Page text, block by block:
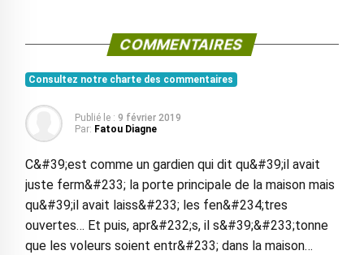
COMMENTAIRES
Consultez notre charte des commentaires
Publié le : 9 février 2019
Par: Fatou Diagne
C&#39;est comme un gardien qui dit qu&#39;il avait
juste ferm&#233; la porte principale de la maison mais
qu&#39;il avait laiss&#233; les fen&#234;tres
ouvertes… Et puis, apr&#232;s, il s&#39;&#233;tonne
que les voleurs soient entr&#233; dans la maison…